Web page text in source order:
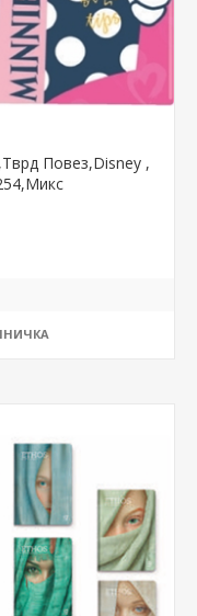
Повез,Disney ,